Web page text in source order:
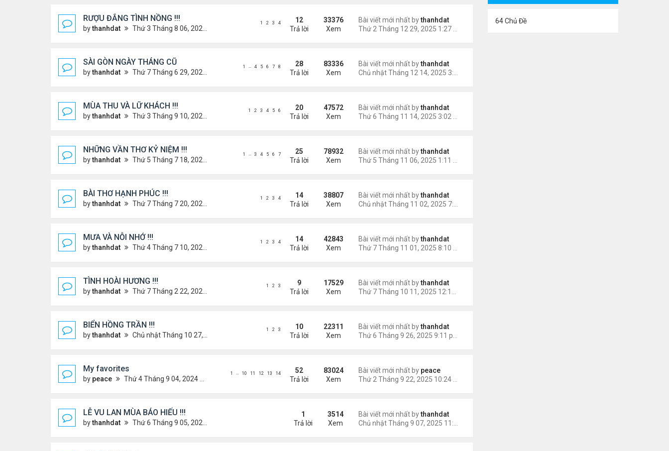
RƯỢU ĐẮNG TÌNH NỒNG !!!
bythanhdat Thứ 3 Tháng 8 06, 2024 3:49 pm
Bài viết mới nhất bythanhdat
12
Trả lời
33376
Xem
1 2 3 4
SÀI GÒN NGÀY THÁNG CŨ
bythanhdat Thứ 7 Tháng 6 29, 2024 9:26 am
Bài viết mới nhất bythanhdat
28
Trả lời
83336
Xem
1 … 4 5 6 7 8
MÙA THU VÀ LỮ KHÁCH !!!
bythanhdat Thứ 3 Tháng 9 10, 2024 1:52 pm
Bài viết mới nhất bythanhdat
20
Trả lời
47572
Xem
1 2 3 4 5 6
NHỮNG VẦN THƠ KỶ NIỆM !!!
bythanhdat Thứ 5 Tháng 7 18, 2024 9:14 am
Bài viết mới nhất bythanhdat
25
Trả lời
78932
Xem
1 … 3 4 5 6 7
BÀI THƠ HẠNH PHÚC !!!
bythanhdat Thứ 7 Tháng 7 20, 2024 2:25 pm
Bài viết mới nhất bythanhdat
14
Trả lời
38807
Xem
1 2 3 4
MƯA VÀ NỖI NHỚ !!!
bythanhdat Thứ 4 Tháng 7 10, 2024 8:41 am
Bài viết mới nhất bythanhdat
14
Trả lời
42843
Xem
1 2 3 4
TÌNH HOÀI HƯƠNG !!!
bythanhdat Thứ 7 Tháng 2 22, 2025 1:32 pm
Bài viết mới nhất bythanhdat
9
Trả lời
17529
Xem
1 2 3
BIỂN HỒNG TRẦN !!!
bythanhdat Chủ nhật Tháng 10 27, 2024 2:17 pm
Bài viết mới nhất bythanhdat
10
Trả lời
22311
Xem
1 2 3
My favorites
by peace Thứ 4 Tháng 9 04, 2024 12:11 pm
Bài viết mới nhất by peace
52
Trả lời
83024
Xem
1 … 10 11 12 13 14
LỄ VU LAN MÙA BÁO HIẾU !!!
bythanhdat Thứ 6 Tháng 9 05, 2025 1:52 pm
Bài viết mới nhất bythanhdat
1
Trả lời
3514
Xem
64 Chủ Đề